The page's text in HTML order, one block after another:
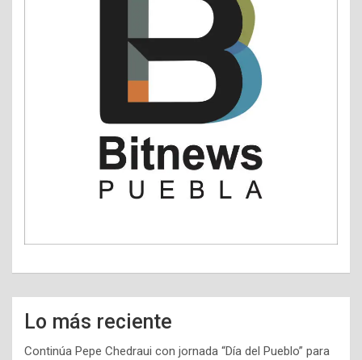
Lo más reciente
Continúa Pepe Chedraui con jornada “Día del Pueblo” para